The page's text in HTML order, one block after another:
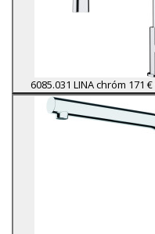
6085.031 LINA chróm 171 €